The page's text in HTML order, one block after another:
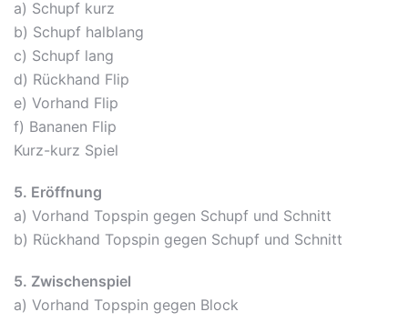
a) Schupf kurz
b) Schupf halblang
c) Schupf lang
d) Rückhand Flip
e) Vorhand Flip
f) Bananen Flip
Kurz-kurz Spiel
5. Eröffnung
a) Vorhand Topspin gegen Schupf und Schnitt
b) Rückhand Topspin gegen Schupf und Schnitt
5. Zwischenspiel
a) Vorhand Topspin gegen Block